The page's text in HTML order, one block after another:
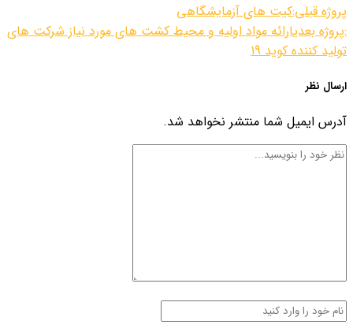
پروژه قبلی:کیت های آزمایشگاهی
:پروژه بعدیارائه مواد اولیه و محیط کشت های مورد نیاز شرکت های
تولید کننده کوید 19
ارسال نظر
آدرس ایمیل شما منتشر نخواهد شد.